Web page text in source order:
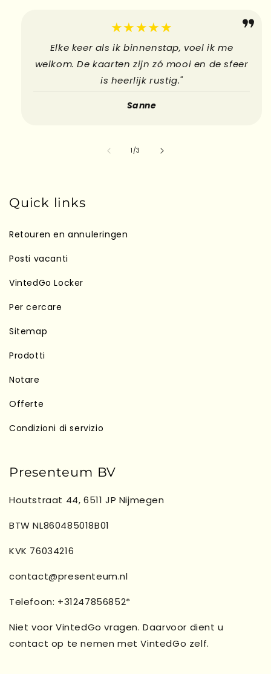
Hebbedingetjes
★★★★★
Elke keer als ik binnenstap, voel ik me
welkom. De kaarten zijn zó mooi en de sfeer
is heerlijk rustig."
Sanne
1/su
3
Quick links
Retouren en annuleringen
Posti vacanti
VintedGo Locker
Per cercare
Sitemap
Prodotti
Notare
Offerte
Condizioni di servizio
Presenteum BV
Houtstraat 44, 6511 JP Nijmegen
BTW NL860485018B01
KVK 76034216
contact@presenteum.nl
Telefoon: +31247856852*
Niet voor VintedGo vragen. Daarvoor dient u
contact op te nemen met VintedGo zelf.